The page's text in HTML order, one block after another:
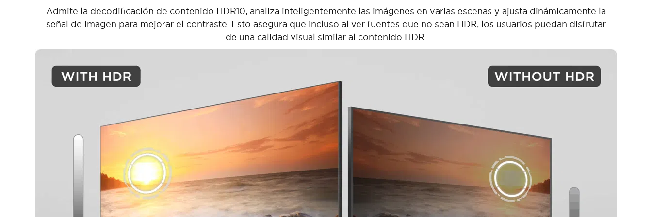
Admite la decodificación de contenido HDR10, analiza inteligentemente las imágenes en varias escenas y ajusta dinámicamente la
señal de imagen para mejorar el contraste. Esto asegura que incluso al ver fuentes que no sean HDR, los usuarios puedan disfrutar
de una calidad visual similar al contenido HDR.